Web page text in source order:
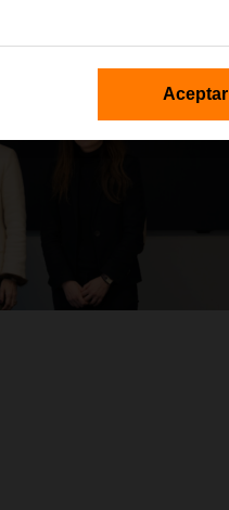
Aceptar